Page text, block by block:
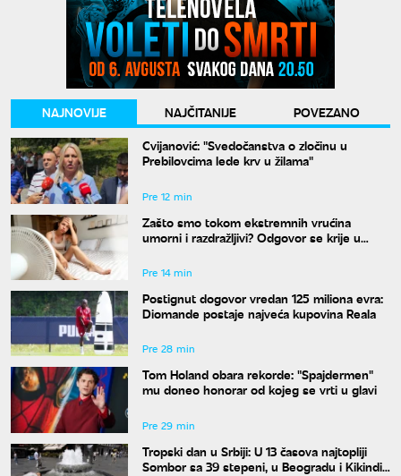
NAJNOVIJE NAJČITANIJE
POVEZANO
Cvijanović: "Svedočanstva o zločinu u
Prebilovcima lede krv u žilama"
Pre 12 min
Zašto smo tokom ekstremnih vrućina
umorni i razdražljivi? Odgovor se krije u
Pre 14 min
Postignut dogovor vredan 125 miliona evra:
Diomande postaje najveća kupovina Reala
Pre 28 min
Tom Holand obara rekorde: "Spajdermen"
mu doneo honorar od kojeg se vrti u glavi
Pre 29 min
Tropski dan u Srbiji: U 13 časova najtopliji
Sombor sa 39 stepeni, u Beogradu i Kikindi